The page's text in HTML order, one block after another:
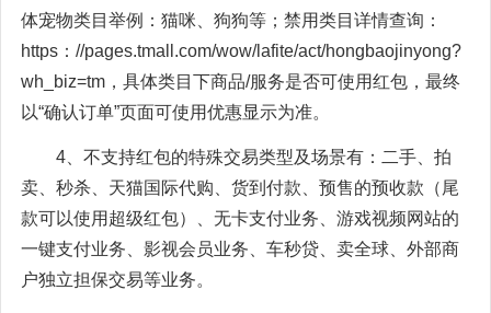
体宠物类目举例：猫咪、狗狗等；禁用类目详情查询：
https：//pages.tmall.com/wow/lafite/act/hongbaojinyong?
wh_biz=tm，具体类目下商品/服务是否可使用红包，最终
以“确认订单”页面可使用优惠显示为准。
4、不支持红包的特殊交易类型及场景有：二手、拍
卖、秒杀、天猫国际代购、货到付款、预售的预收款（尾
款可以使用超级红包）、无卡支付业务、游戏视频网站的
一键支付业务、影视会员业务、车秒贷、卖全球、外部商
户独立担保交易等业务。